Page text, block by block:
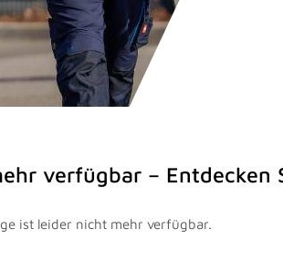
verfügbar – Entdecken
ist leider nicht mehr verfügbar.